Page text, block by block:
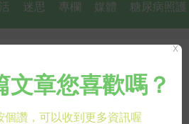
迷思 專欄 媒體 糖尿病照護
改善經驗分享
X